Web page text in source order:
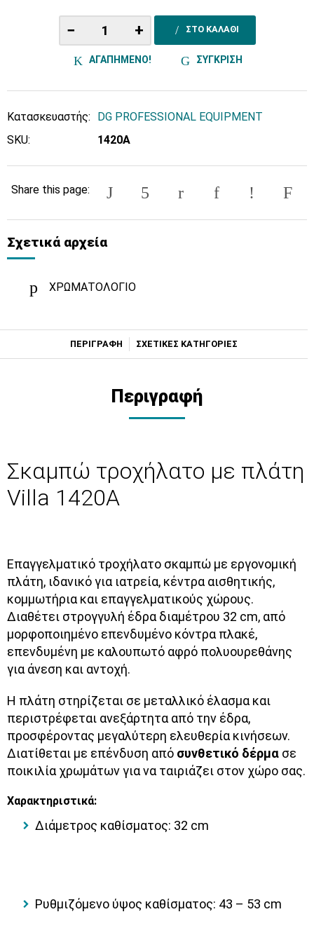
− + ΣΤΟ ΚΑΛΑΘΙ
ΑΓΑΠΗΜΕΝΟ! ΣΥΓΚΡΙΣΗ
Κατασκευαστής:
DG PROFESSIONAL EQUIPMENT
SKU:
1420A
Share this page:
Σχετικά αρχεία
ΧΡΩΜΑΤΟΛΟΓΙΟ
ΠΕΡΙΓΡΑΦΗ ΣΧΕΤΙΚΕΣ ΚΑΤΗΓΟΡΙΕΣ
Περιγραφή
Σκαμπώ τροχήλατο με πλάτη
Villa 1420A
Επαγγελματικό τροχήλατο σκαμπώ με εργονομική
πλάτη, ιδανικό για ιατρεία, κέντρα αισθητικής,
κομμωτήρια και επαγγελματικούς χώρους.
Διαθέτει στρογγυλή έδρα διαμέτρου 32 cm, από
μορφοποιημένο επενδυμένο κόντρα πλακέ,
επενδυμένη με καλουπωτό αφρό πολυουρεθάνης
για άνεση και αντοχή.
Η πλάτη στηρίζεται σε μεταλλικό έλασμα και
περιστρέφεται ανεξάρτητα από την έδρα,
προσφέροντας μεγαλύτερη ελευθερία κινήσεων.
Διατίθεται με επένδυση από συνθετικό δέρμα σε
ποικιλία χρωμάτων για να ταιριάζει στον χώρο σας.
Χαρακτηριστικά:
Διάμετρος καθίσματος: 32 cm
Ρυθμιζόμενο ύψος καθίσματος: 43 – 53 cm